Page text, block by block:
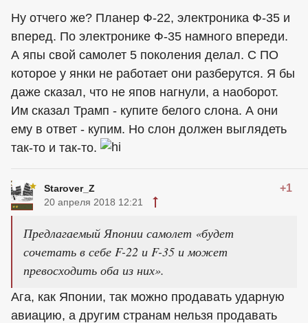
Ну отчего же? Планер Ф-22, электроника Ф-35 и
вперед. По электронике Ф-35 намного впереди.
А япы свой самолет 5 поколения делал. С ПО
которое у янки не работает они разберутся. Я бы
даже сказал, что не япов нагнули, а наоборот.
Им сказал Трамп - купите белого слона. А они
ему в ответ - купим. Но слон должен выглядеть
так-то и так-то.
Starover_Z +1
20 апреля 2018 12:21
Предлагаемый Японии самолет «будет
сочетать в себе F-22 и F-35 и может
превосходить оба из них».
Ага, как Японии, так можно продавать ударную
авиацию, а другим странам нельзя продавать